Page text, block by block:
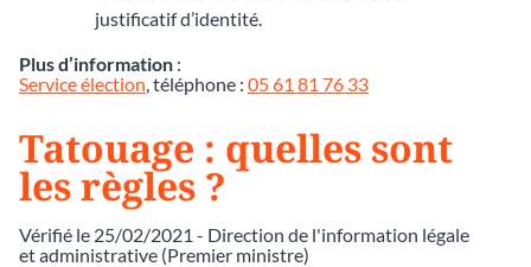
justificatif d’identité.
Plus d’information :
Service élection , téléphone : 05 61 81 76 33
Tatouage : quelles sont
les règles ?
Vérifié le 25/02/2021 - Direction de l'information légale
et administrative (Premier ministre)